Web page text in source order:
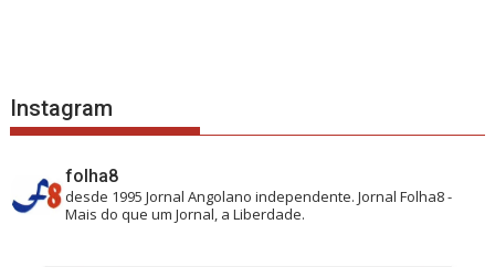
Instagram
folha8
desde 1995 Jornal Angolano independente.Jornal Folha8 -
Mais do que um Jornal, a Liberdade.